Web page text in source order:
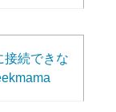
接続できな